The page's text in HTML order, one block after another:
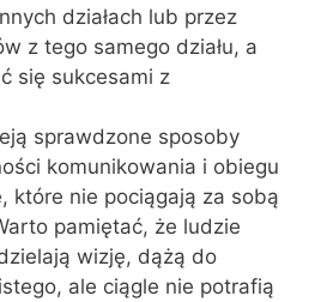
działach lub przez
z tego samego działu, a
się sukcesami z
sprawdzone sposoby
komunikowania i obiegu
które nie pociągają za sobą
pamiętać, że ludzie
wizję, dążą do
ale ciągle nie potrafią